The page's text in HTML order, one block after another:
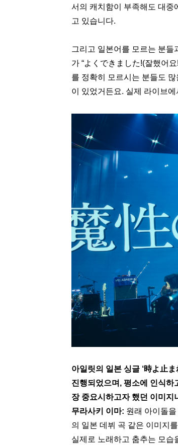
서의 캐치함이 부족해도 대중
고 있습니다.
그리고 일본어를 모르는 분들
가 “よくできました!(잘했어
를 정확히 모르시는 분들도
이 있었거든요. 실제 라이브
아일릿의 일본 싱글 ‘時よ止
진행되었으며, 평소에 인식하
장 중요시하고자 했던 이미지
무라사키 이마: 원래 아이돌
의 일본 데뷔 곡 같은 이미지
실제로 노래하고 춤추는 모습